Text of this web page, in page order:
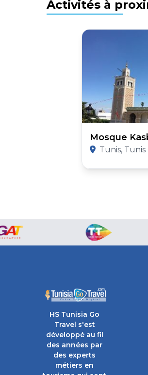
Activités à
Mosque
Tunis,
HS Tunisia Go
Travel s'est
développé au fil
des années par
des experts
métiers en